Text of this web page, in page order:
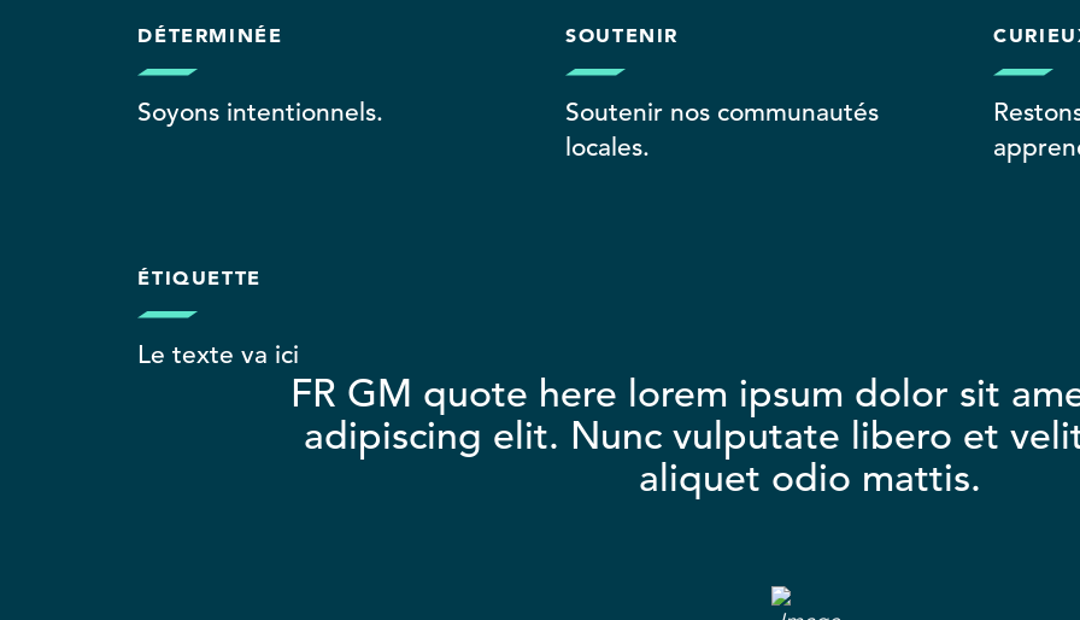
DÉTERMINÉE
Soyons intentionnels.
SOUTENIR
Soutenir nos communautés
locales.
ÉTIQUETTE
Le texte va ici
FR GM quote here lorem ipsum dolor sit
adipiscing elit. Nunc vulputate libero et
aliquet odio mattis.